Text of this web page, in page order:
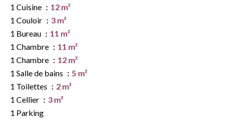
1 Cuisine
12 m²
1 Couloir
3 m²
1 Bureau
11 m²
1 Chambre
11 m²
1 Chambre
12 m²
1 Salle de bains
5 m²
1 Toilettes
2 m²
1 Cellier
3 m²
1 Parking